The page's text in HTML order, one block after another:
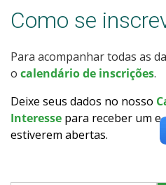
Como posso estudar no IFSC?
Calendário de inscrições
Processos Seletivos
Cotas
Como se
Para acompanhar todas as
o calendário de inscrições.
Deixe seus dados no nosso
Interesse para receber um
estiverem abertas.